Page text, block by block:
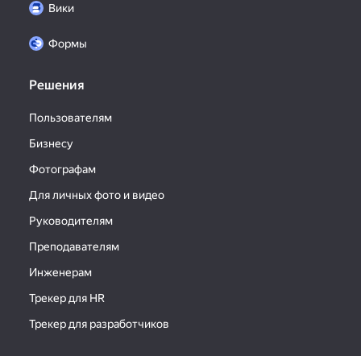
Вики
Формы
Решения
Пользователям
Бизнесу
Фотографам
Для личных фото и видео
Руководителям
Преподавателям
Инженерам
Трекер для HR
Трекер для разработчиков